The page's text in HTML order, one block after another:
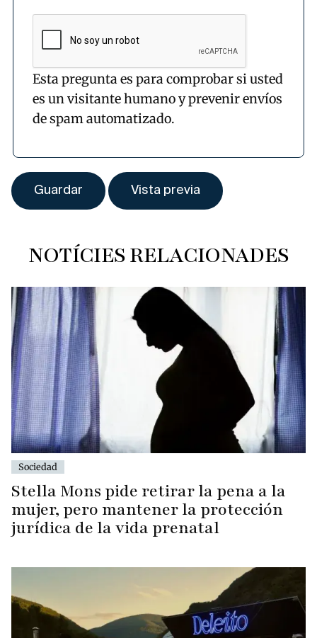
Esta pregunta es para comprobar si usted
es un visitante humano y prevenir envíos
de spam automatizado.
NOTÍCIES RELACIONADES
Sociedad
Stella Mons pide retirar la pena a la
mujer, pero mantener la protección
jurídica de la vida prenatal